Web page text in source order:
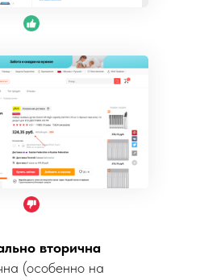
вторична
(особенно на